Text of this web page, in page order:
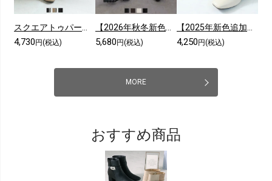
4,730 円(税込) 5,680 円(税込) 4,250 円(税込)
MORE
おすすめ商品